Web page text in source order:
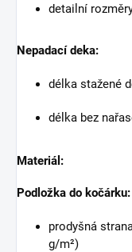
detailní
Nepadací deka:
délka stažené
délka bez
Materiál:
Podložka do kočárku:
prodyšná
g/m²)